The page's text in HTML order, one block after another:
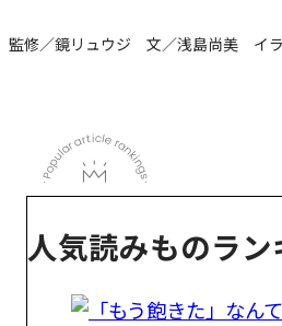
監修／鏡リュウジ 文／浅島尚美 イ
人気読みものラン